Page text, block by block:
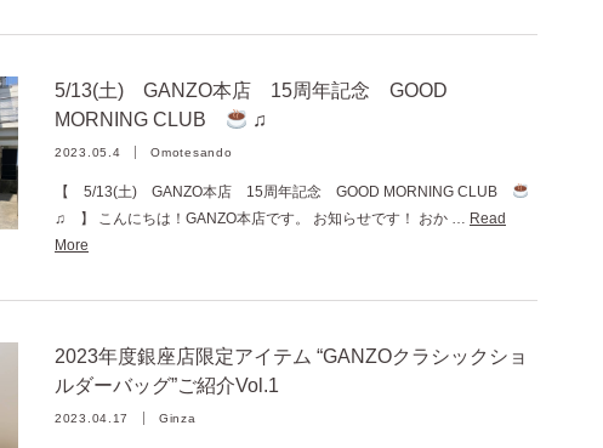
5/13(土) GANZO本店 15周年記念 GOOD
MORNING CLUB
♫
2023.05.4 Omotesando
【 5/13(土) GANZO本店 15周年記念 GOOD MORNING CLUB
♫ 】 こんにちは！GANZO本店です。 お知らせです！ おか … Read
More
2023年度銀座店限定アイテム “GANZOクラシックショ
ルダーバッグ”ご紹介Vol.1
2023.04.17 Ginza